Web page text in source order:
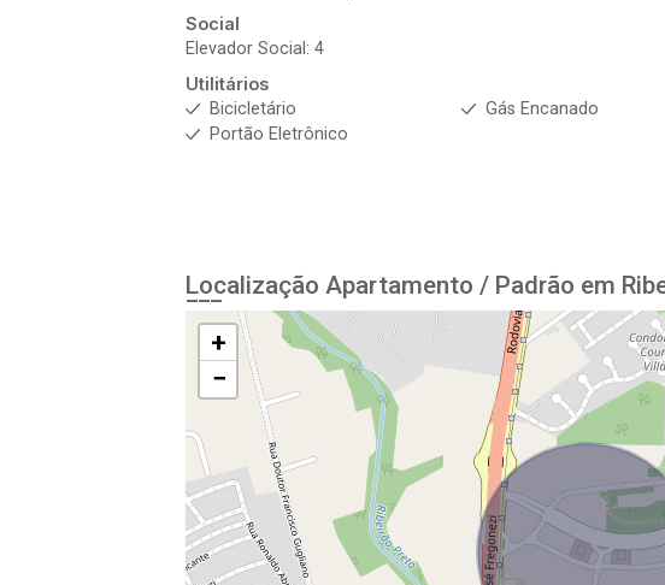
Social
Elevador Social: 4
Utilitários
Bicicletário
Gás Encanado
Portão Eletrônico
Localização Apartamento / Padrão em
+
−